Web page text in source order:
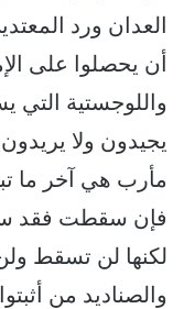
العدان ورد
أن يحصلوا على
واللوجستية التي
يجيدون ولا
مأرب هي آخر ما
فإن سقطت فقد
لكنها لن تسقط
والصناديد من